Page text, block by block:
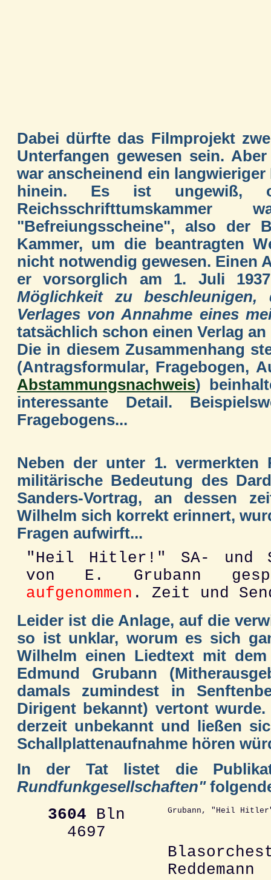
Dabei dürfte das Filmprojekt
Unterfangen gewesen sein.
war anscheinend ein
hinein. Es ist ungewiß,
"Befreiungsscheine", also der
Kammer, um die beantragten
nicht notwendig gewesen. Einen
er vorsorglich am 1. Juli
Möglichkeit zu
Verlages von Annahme eines
tatsächlich schon einen Verlag
Die in diesem Zusammenhang
(Antragsformular, Fragebogen,
Abstammungsnachweis)
interessante Detail.
Fragebogens...
Neben der unter 1. vermerkten
militärische Bedeutung des
Sanders-Vortrag, an dessen
Wilhelm sich korrekt erinnert,
Fragen aufwirft...
"Heil Hitler!" SA- und
von E. Grubann
aufgenommen . Zeit und
Leider ist die Anlage, auf die
so ist unklar, worum es sich
Wilhelm einen Liedtext mit
Edmund Grubann
damals zumindest in
Dirigent bekannt) vertont
derzeit unbekannt und ließen
Schallplattenaufnahme hören
In der Tat listet die
Rundfunkgesellschaften"
3604 Bln
4697
Grubann, "Heil
Reddemann